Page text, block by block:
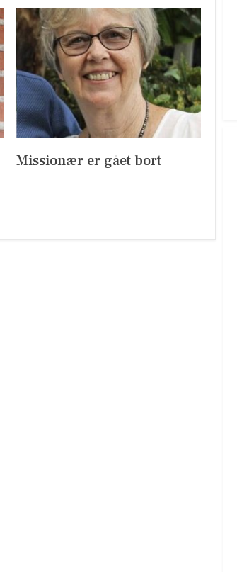
Missionær er gået bort